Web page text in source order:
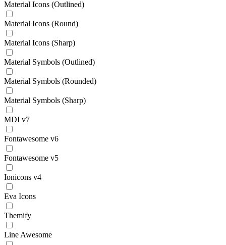
Material Icons (Outlined)
Material Icons (Round)
Material Icons (Sharp)
Material Symbols (Outlined)
Material Symbols (Rounded)
Material Symbols (Sharp)
MDI v7
Fontawesome v6
Fontawesome v5
Ionicons v4
Eva Icons
Themify
Line Awesome